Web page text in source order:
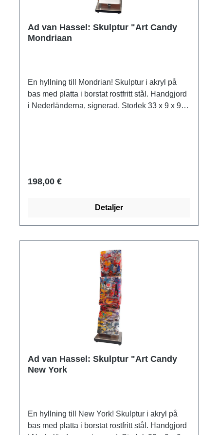
Ad van Hassel: Skulptur "Art Candy
Mondriaan
En hyllning till Mondrian! Skulptur i akryl på
bas med platta i borstat rostfritt stål. Handgjord
i Nederländerna, signerad. Storlek 33 x 9 x 9
198,00 €
Detaljer
Ad van Hassel: Skulptur "Art Candy
New York
En hyllning till New York! Skulptur i akryl på
bas med platta i borstat rostfritt stål. Handgjord